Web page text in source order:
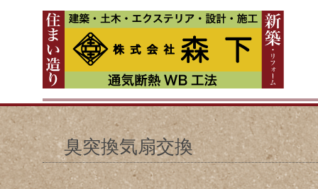
臭突換気扇交換